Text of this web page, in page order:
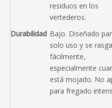
residuos en los
vertederos.
Durabilidad Bajo. Diseñado
solo uso y se rasga
fácilmente,
especialmente
está mojado. No
para fregado